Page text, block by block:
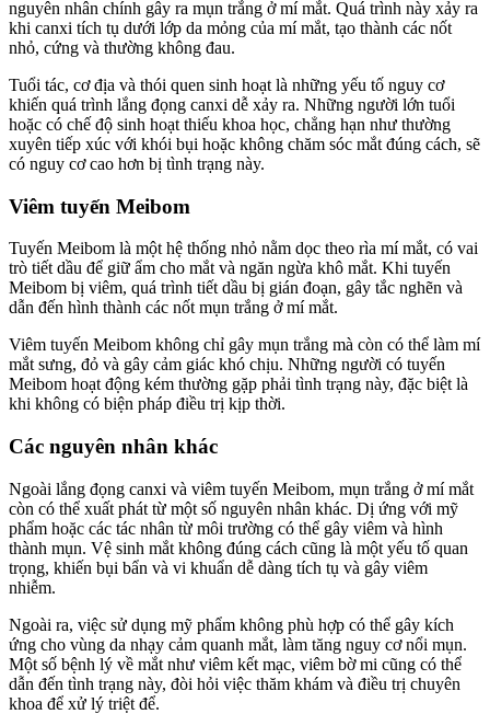
nguyên nhân chính gây ra mụn trắng ở mí mắt. Quá trình này xảy ra
khi canxi tích tụ dưới lớp da mỏng của mí mắt, tạo thành các nốt
nhỏ, cứng và thường không đau.
Tuổi tác, cơ địa và thói quen sinh hoạt là những yếu tố nguy cơ
khiến quá trình lắng đọng canxi dễ xảy ra. Những người lớn tuổi
hoặc có chế độ sinh hoạt thiếu khoa học, chẳng hạn như thường
xuyên tiếp xúc với khói bụi hoặc không chăm sóc mắt đúng cách, sẽ
có nguy cơ cao hơn bị tình trạng này.
Viêm tuyến Meibom
Tuyến Meibom là một hệ thống nhỏ nằm dọc theo rìa mí mắt, có vai
trò tiết dầu để giữ ẩm cho mắt và ngăn ngừa khô mắt. Khi tuyến
Meibom bị viêm, quá trình tiết dầu bị gián đoạn, gây tắc nghẽn và
dẫn đến hình thành các nốt mụn trắng ở mí mắt.
Viêm tuyến Meibom không chỉ gây mụn trắng mà còn có thể làm mí
mắt sưng, đỏ và gây cảm giác khó chịu. Những người có tuyến
Meibom hoạt động kém thường gặp phải tình trạng này, đặc biệt là
khi không có biện pháp điều trị kịp thời.
Các nguyên nhân khác
Ngoài lắng đọng canxi và viêm tuyến Meibom, mụn trắng ở mí mắt
còn có thể xuất phát từ một số nguyên nhân khác. Dị ứng với mỹ
phẩm hoặc các tác nhân từ môi trường có thể gây viêm và hình
thành mụn. Vệ sinh mắt không đúng cách cũng là một yếu tố quan
trọng, khiến bụi bẩn và vi khuẩn dễ dàng tích tụ và gây viêm
nhiễm.
Ngoài ra, việc sử dụng mỹ phẩm không phù hợp có thể gây kích
ứng cho vùng da nhạy cảm quanh mắt, làm tăng nguy cơ nổi mụn.
Một số bệnh lý về mắt như viêm kết mạc, viêm bờ mi cũng có thể
dẫn đến tình trạng này, đòi hỏi việc thăm khám và điều trị chuyên
khoa để xử lý triệt để.